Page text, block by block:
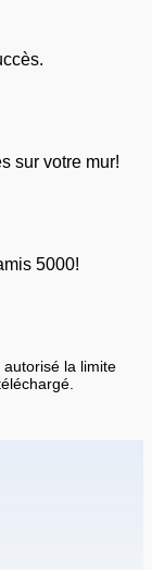
sur votre mur!
5000!
la limite